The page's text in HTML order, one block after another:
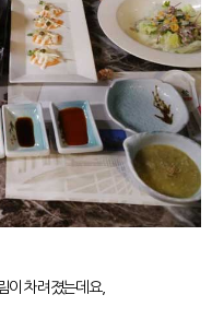
이 차려졌는데요,